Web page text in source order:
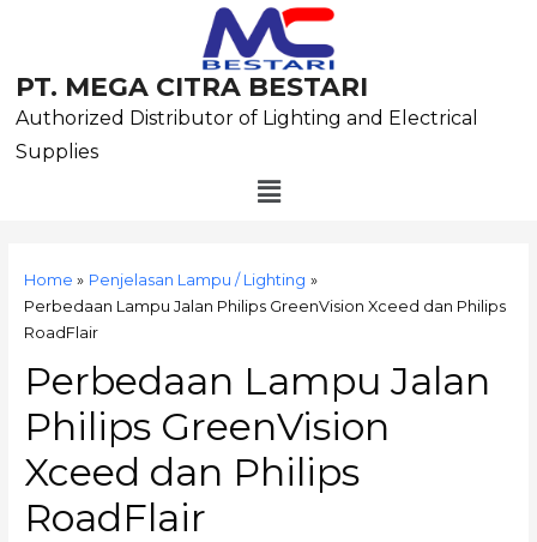
PT. MEGA CITRA BESTARI
Authorized Distributor of Lighting and Electrical
Supplies
Menu
Home
Penjelasan Lampu / Lighting
Perbedaan Lampu Jalan Philips GreenVision Xceed dan Philips
RoadFlair
Perbedaan Lampu Jalan
Philips GreenVision
Xceed dan Philips
RoadFlair